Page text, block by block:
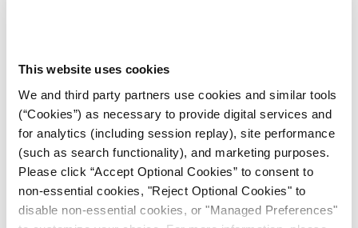
This website uses cookies
We and third party partners use cookies and similar tools
(“Cookies”) as necessary to provide digital services and
for analytics (including session replay), site performance
(such as search functionality), and marketing purposes.
Please click “Accept Optional Cookies” to consent to
non-essential cookies, "Reject Optional Cookies" to
disable non-essential cookies, or "Managed Preferences"
Por qué elegirlo:
Explore ICT®430-35SR VCI →
Hojas de Papel VCI